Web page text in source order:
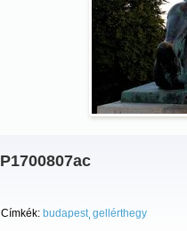
P1700807ac
Címkék: budapest gellérthegy